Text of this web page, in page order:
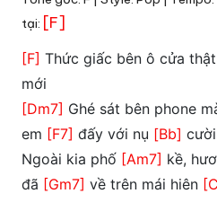
tại: [F]
[F] Thức giấc bên ô cửa thật
mới
[Dm7] Ghé sát bên phone
em [F7] đấy với nụ [Bb] cười
Ngoài kia phố [Am7] kề,
đã [Gm7] về trên mái hiên